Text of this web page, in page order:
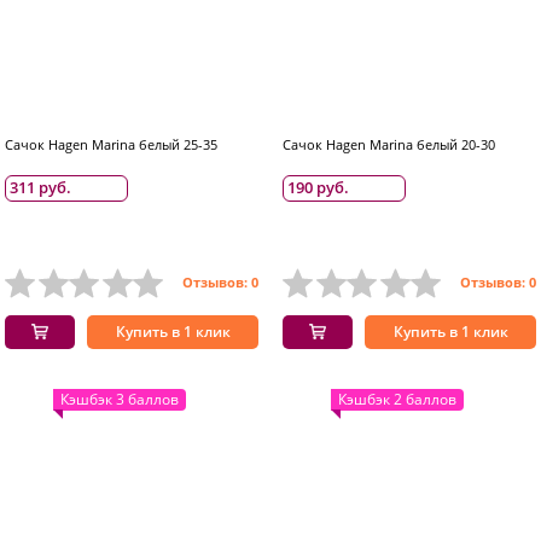
Сачок Hagen Marina белый 25-35
311 руб.
Отзывов: 0
Купить в 1 клик
Сачок Hagen Marina белый 20-30
190 руб.
Отзывов: 0
Купить в 1 клик
Кэшбэк 3 баллов Кэшбэк 2 баллов